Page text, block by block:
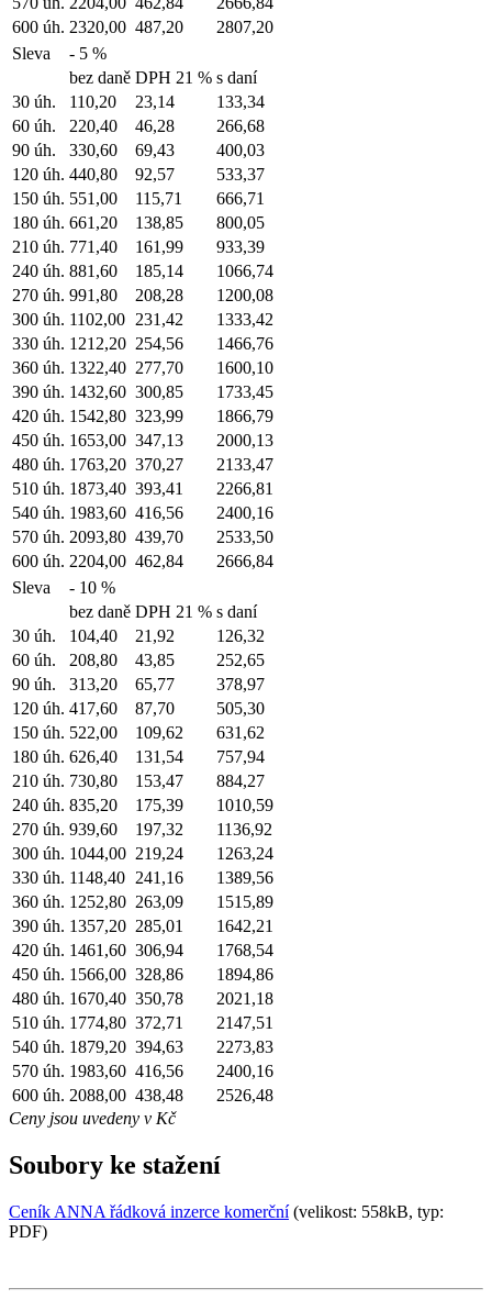
600 úh. 2320,00 487,20
2807,20
Sleva
- 5 %
bez daně DPH 21 % s daní
30 úh.
110,20 23,14
133,34
60 úh.
220,40 46,28
266,68
90 úh.
330,60 69,43
400,03
120 úh. 440,80 92,57
533,37
150 úh. 551,00 115,71
666,71
180 úh. 661,20 138,85
800,05
210 úh. 771,40 161,99
933,39
240 úh. 881,60 185,14
1066,74
270 úh. 991,80 208,28
1200,08
300 úh. 1102,00 231,42
1333,42
330 úh. 1212,20 254,56
1466,76
360 úh. 1322,40 277,70
1600,10
390 úh. 1432,60 300,85
1733,45
420 úh. 1542,80 323,99
1866,79
450 úh. 1653,00 347,13
2000,13
480 úh. 1763,20 370,27
2133,47
510 úh. 1873,40 393,41
2266,81
540 úh. 1983,60 416,56
2400,16
570 úh. 2093,80 439,70
2533,50
600 úh. 2204,00 462,84
2666,84
Sleva
- 10 %
bez daně DPH 21 % s daní
30 úh.
104,40 21,92
126,32
60 úh.
208,80 43,85
252,65
90 úh.
313,20 65,77
378,97
120 úh. 417,60 87,70
505,30
150 úh. 522,00 109,62
631,62
180 úh. 626,40 131,54
757,94
210 úh. 730,80 153,47
884,27
240 úh. 835,20 175,39
1010,59
270 úh. 939,60 197,32
1136,92
300 úh. 1044,00 219,24
1263,24
330 úh. 1148,40 241,16
1389,56
360 úh. 1252,80 263,09
1515,89
390 úh. 1357,20 285,01
1642,21
420 úh. 1461,60 306,94
1768,54
450 úh. 1566,00 328,86
1894,86
480 úh. 1670,40 350,78
2021,18
510 úh. 1774,80 372,71
2147,51
540 úh. 1879,20 394,63
2273,83
570 úh. 1983,60 416,56
2400,16
600 úh. 2088,00 438,48
2526,48
Ceny jsou uvedeny v Kč
Soubory ke stažení
Ceník ANNA řádková inzerce komerční (velikost: 558kB, typ:
PDF)